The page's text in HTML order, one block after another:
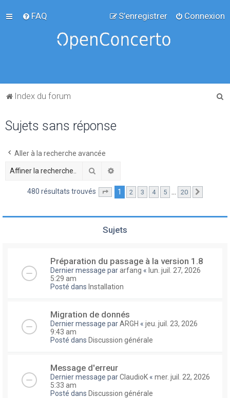
FAQ Connexion
S’enregistrer
Index du forum
Sujets sans réponse
Aller à la recherche avancée
Rechercher
480 résultats trouvés Page sur20
1 2 3 4 5 … 20
Sujets
Préparation du passage à la version 1.8
Dernier message pararfang « lun. juil. 27, 2026
5:29 am
Posté dans Installation
Migration de donnés
Dernier message parARGH « jeu. juil. 23, 2026
9:43 am
Posté dans Discussion générale
Message d'erreur
Dernier message parClaudioK « mer. juil. 22, 2026
5:33 am
Posté dans Discussion générale